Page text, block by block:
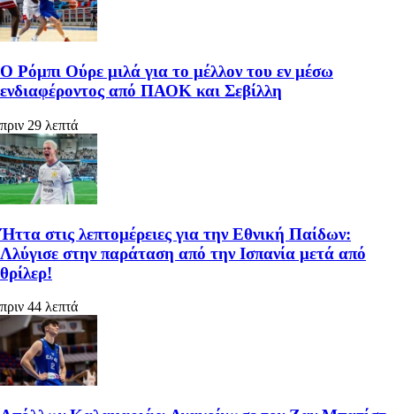
Ο Ρόμπι Ούρε μιλά για το μέλλον του εν μέσω
ενδιαφέροντος από ΠΑΟΚ και Σεβίλλη
πριν 29 λεπτά
Ήττα στις λεπτομέρειες για την Εθνική Παίδων:
Λλύγισε στην παράταση από την Ισπανία μετά από
θρίλερ!
πριν 44 λεπτά